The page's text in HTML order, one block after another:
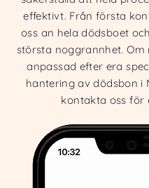
effektivt. Från första
oss an hela dödsboet
största noggrannhet.
anpassad efter era
hantering av dödsbon i
kontakta oss för